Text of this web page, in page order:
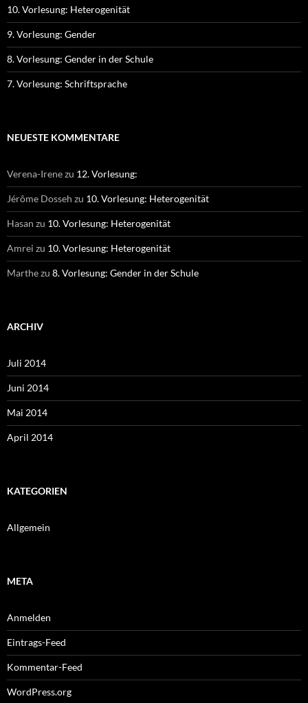
10. Vorlesung: Heterogenität
9. Vorlesung: Gender
8. Vorlesung: Gender in der Schule
7. Vorlesung: Schriftsprache
NEUESTE KOMMENTARE
Verena-Irenezu 12. Vorlesung:
Jérôme Dosseh zu 10. Vorlesung: Heterogenität
Hasan zu 10. Vorlesung: Heterogenität
Amrei zu 10. Vorlesung: Heterogenität
Marthezu 8. Vorlesung: Gender in der Schule
ARCHIV
Juli 2014
Juni 2014
Mai 2014
April 2014
KATEGORIEN
Allgemein
META
Anmelden
Eintrags-Feed
Kommentar-Feed
WordPress.org